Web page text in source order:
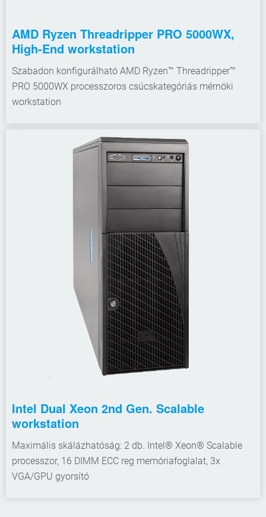
AMD Ryzen Threadripper PRO 5000WX,
High-End workstation
Szabadon konfigurálható AMD Ryzen™ Threadripper™
PRO 5000WX processzoros csúcskategóriás mérnöki
workstation
Intel Dual Xeon 2nd Gen. Scalable
workstation
Maximális skálázhatóság: 2 db. Intel® Xeon® Scalable
processzor, 16 DIMM ECC reg memóriafoglalat, 3x
VGA/GPU gyorsító